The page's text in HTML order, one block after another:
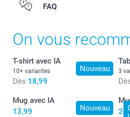
FAQ
On vous
Nouveau
T-shirt avec IA
10+ variantes
Dès 18,99
3
Nouveau
Mug avec IA
13,99